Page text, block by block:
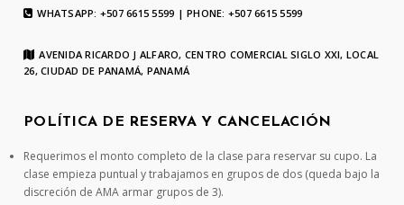
WHATSAPP: +507 6615 5599 | PHONE: +507 6615 5599
AVENIDA RICARDO J ALFARO, CENTRO COMERCIAL SIGLO XXI, LOCAL
26, CIUDAD DE PANAMÁ, PANAMÁ
POLÍTICA DE RESERVA Y CANCELACIÓN
Requerimos el monto completo de la clase para reservar su cupo. La
clase empieza puntual y trabajamos en grupos de dos (queda bajo la
discreción de AMA armar grupos de 3).